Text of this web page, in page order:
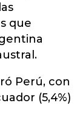
que
Perú, con
(5,4%)